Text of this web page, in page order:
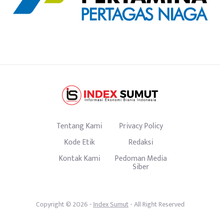
Tentang Kami
Privacy Policy
Kode Etik
Redaksi
Kontak Kami
Pedoman Media
Siber
Copyright © 2026 -Index Sumut- All Right Reserved